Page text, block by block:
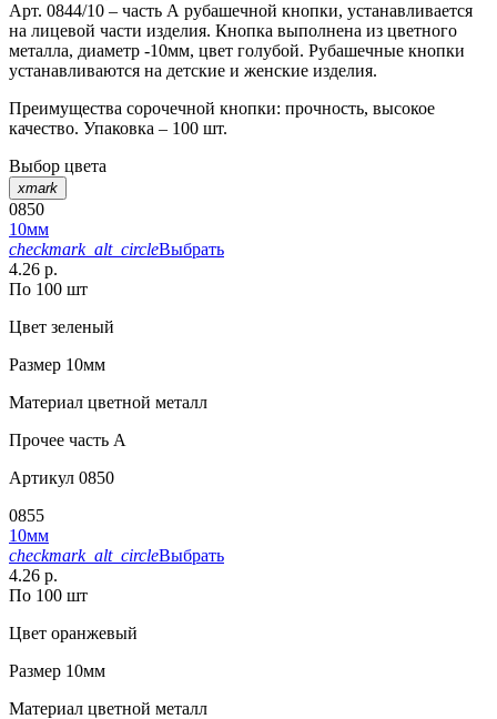
Арт. 0844/10 – часть А рубашечной кнопки, устанавливается
на лицевой части изделия. Кнопка выполнена из цветного
металла, диаметр -10мм, цвет голубой. Рубашечные кнопки
устанавливаются на детские и женские изделия.
Преимущества сорочечной кнопки: прочность, высокое
качество. Упаковка – 100 шт.
Выбор цвета
xmark
0850
10мм
checkmark_alt_circleВыбрать
4.26 р.
По 100 шт
Цвет зеленый
Размер 10мм
Материал цветной металл
Прочее часть A
Артикул 0850
0855
10мм
checkmark_alt_circleВыбрать
4.26 р.
По 100 шт
Цвет оранжевый
Размер 10мм
Материал цветной металл